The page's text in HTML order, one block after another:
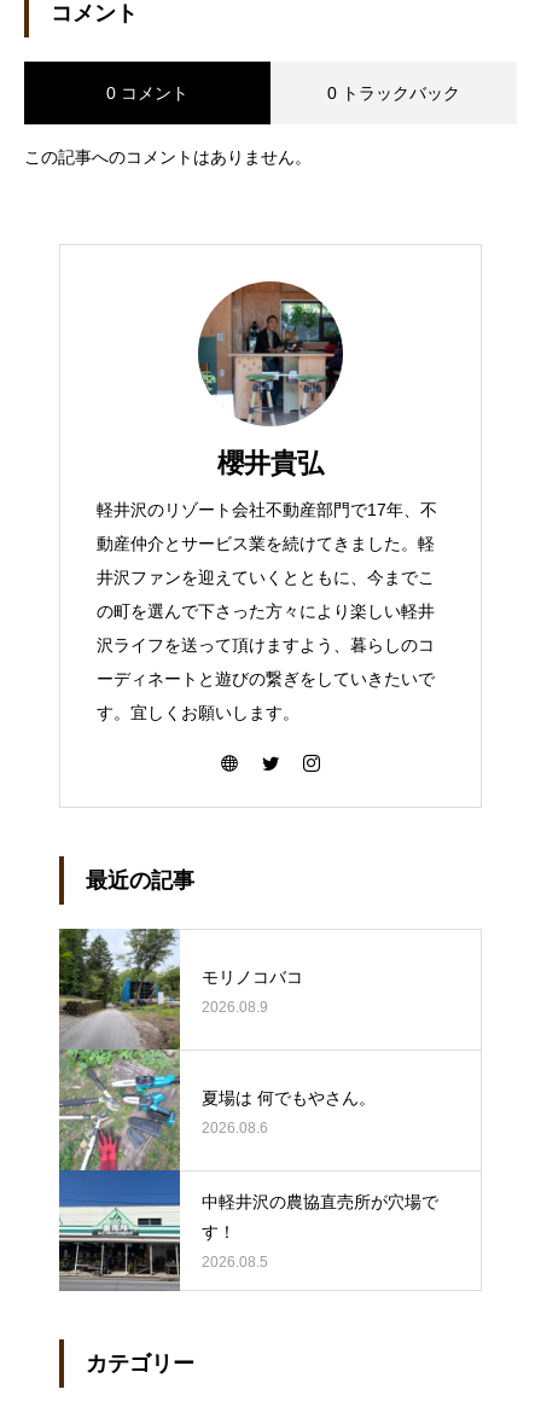
コメント
0 コメント 0 トラックバック
この記事へのコメントはありません。
櫻井貴弘
軽井沢のリゾート会社不動産部門で17年、不
動産仲介とサービス業を続けてきました。軽
井沢ファンを迎えていくとともに、今までこ
の町を選んで下さった方々により楽しい軽井
沢ライフを送って頂けますよう、暮らしのコ
ーディネートと遊びの繋ぎをしていきたいで
す。宜しくお願いします。
最近の記事
モリノコバコ
2026.08.9
夏場は 何でもやさん。
2026.08.6
中軽井沢の農協直売所が穴場で
す！
2026.08.5
カテゴリー